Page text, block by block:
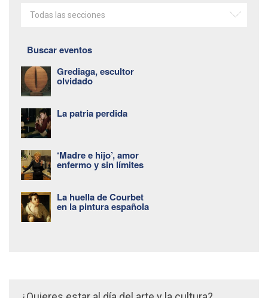
Todas las secciones
Buscar eventos
Grediaga, escultor
olvidado
La patria perdida
‘Madre e hijo’, amor
enfermo y sin límites
La huella de Courbet
en la pintura española